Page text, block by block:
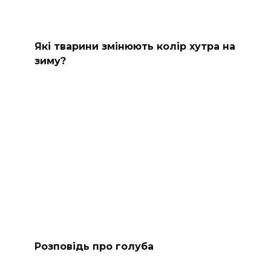
Які тварини змінюють колір хутра на
зиму?
Розповідь про голуба